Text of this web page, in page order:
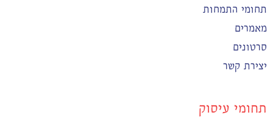
תחומי התמחות
מאמרים
סרטונים
יצירת קשר
תחומי עיסוק